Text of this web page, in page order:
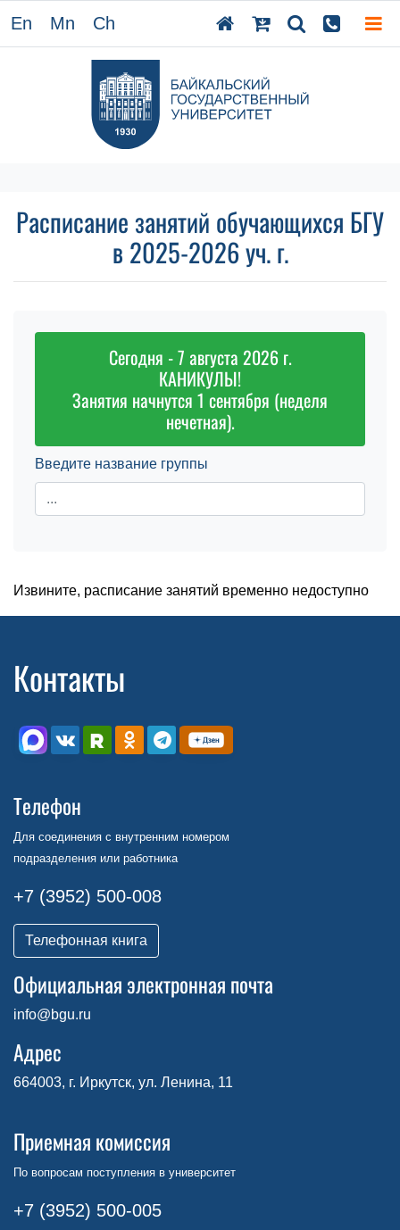
En Mn Ch
Расписание занятий обучающихся БГУ
в 2025-2026 уч. г.
Сегодня - 7 августа 2026 г.
КАНИКУЛЫ!
Занятия начнутся 1 сентября (неделя
нечетная).
Введите название группы
Извините, расписание занятий временно недоступно
Контакты
Телефон
Для соединения с внутренним номером
подразделения или работника
+7 (3952) 500-008
Телефонная книга
Официальная электронная почта
info@bgu.ru
Адрес
664003, г. Иркутск, ул. Ленина, 11
Приемная комиссия
По вопросам поступления в университет
+7 (3952) 500-005